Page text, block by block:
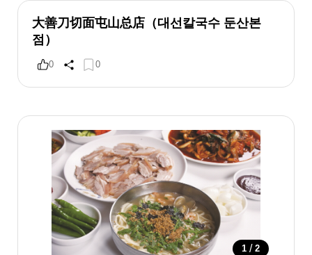
大善刀切面屯山总店（대선칼국수 둔산본
점）
0 0
1 / 2